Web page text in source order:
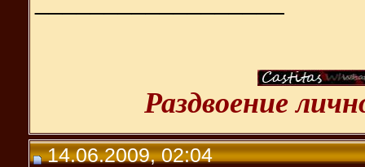
Раздвоение
14.06.2009, 02:04